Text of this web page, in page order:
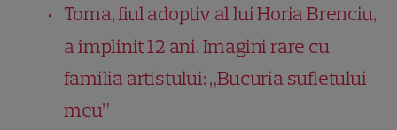
Toma, fiul adoptiv al lui Horia Brenciu,
a împlinit 12 ani. Imagini rare cu
familia artistului: „Bucuria sufletului
meu”